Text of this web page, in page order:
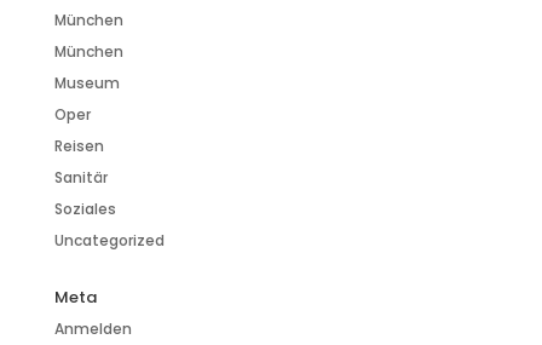
München
München
Museum
Oper
Reisen
Sanitär
Soziales
Uncategorized
Meta
Anmelden